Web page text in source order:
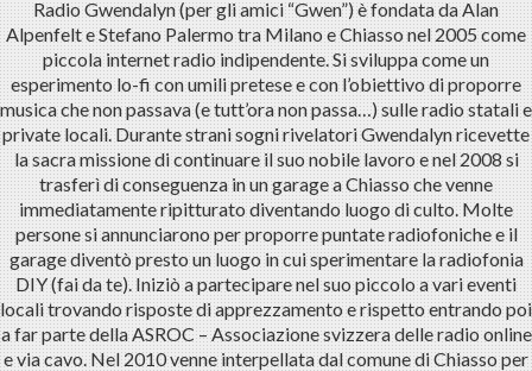
Radio Gwendalyn (per gli amici “Gwen”) è fondata da Alan
Alpenfelt e Stefano Palermo tra Milano e Chiasso nel 2005 come
piccola internet radio indipendente. Si sviluppa come un
esperimento lo-fi con umili pretese e con l’obiettivo di proporre
musica che non passava (e tutt’ora non passa…) sulle radio statali e
private locali. Durante strani sogni rivelatori Gwendalyn ricevette
la sacra missione di continuare il suo nobile lavoro e nel 2008 si
trasferì di conseguenza in un garage a Chiasso che venne
immediatamente ripitturato diventando luogo di culto. Molte
persone si annunciarono per proporre puntate radiofoniche e il
garage diventò presto un luogo in cui sperimentare la radiofonia
DIY (fai da te). Iniziò a partecipare nel suo piccolo a vari eventi
locali trovando risposte di apprezzamento e rispetto entrando poi
a far parte della ASROC – Associazione svizzera delle radio online
e via cavo. Nel 2010 venne interpellata dal comune di Chiasso per